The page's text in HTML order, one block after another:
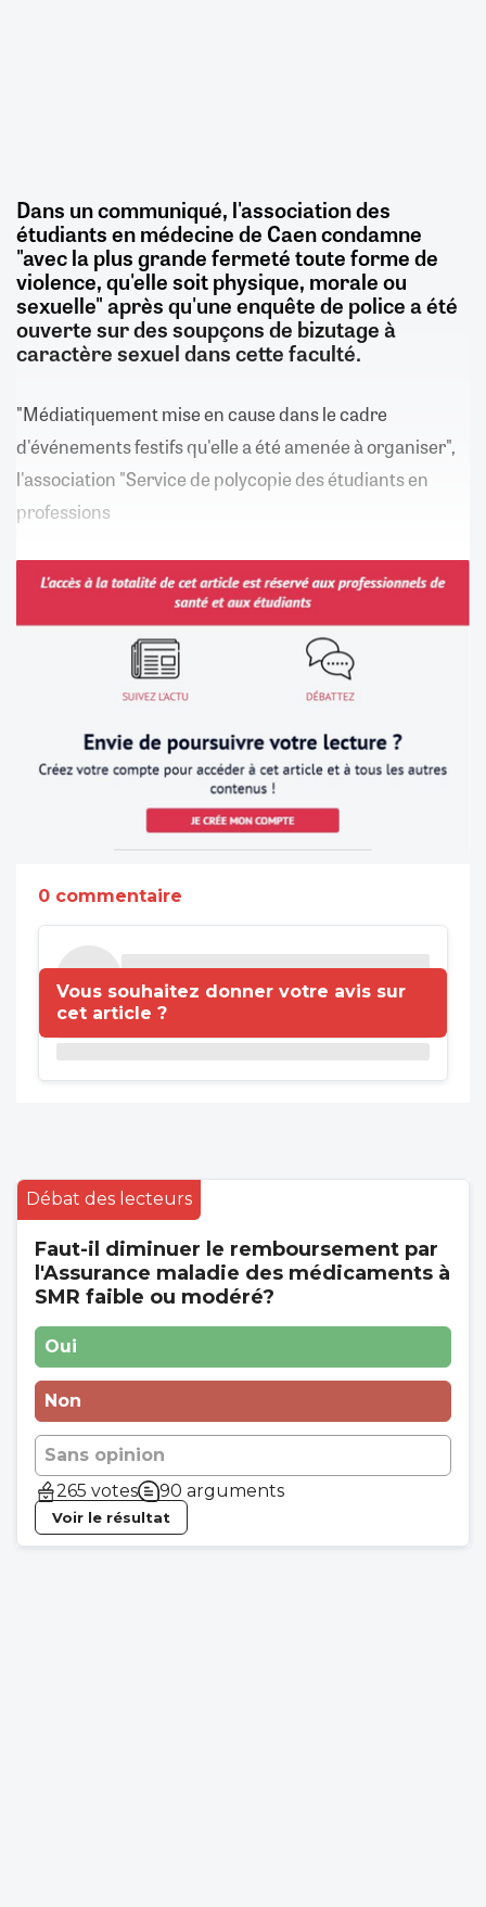
Dans un communiqué, l'association des
étudiants en médecine de Caen condamne
"avec la plus grande fermeté toute forme de
violence, qu'elle soit physique, morale ou
sexuelle" après qu'une enquête de police a été
ouverte sur des soupçons de bizutage à
caractère sexuel dans cette faculté.
"Médiatiquement mise en cause dans le cadre
d'événements festifs qu'elle a été amenée à organiser",
l'association "Service de polycopie des étudiants en
professions
0 commentaire
Vous souhaitez donner votre avis sur
cet article ?
Débat des lecteurs
Faut-il diminuer le remboursement par
l'Assurance maladie des médicaments à
SMR faible ou modéré?
Oui
Non
Sans opinion
265 votes
90 arguments
Voir le résultat